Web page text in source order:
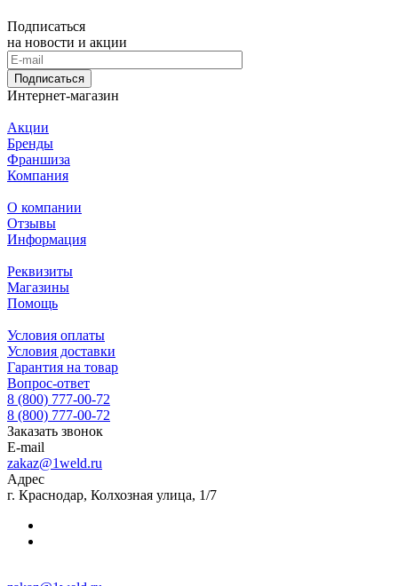
Подписаться
на новости и акции
Подписаться
Интернет-магазин
Акции
Бренды
Франшиза
Компания
О компании
Отзывы
Информация
Реквизиты
Магазины
Помощь
Условия оплаты
Условия доставки
Гарантия на товар
Вопрос-ответ
8 (800) 777-00-72
8 (800) 777-00-72
Заказать звонок
E-mail
zakaz@1weld.ru
Адрес
г. Краснодар, Колхозная улица, 1/7